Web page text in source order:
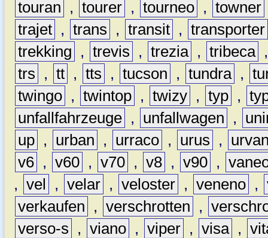
touran , tourer , tourneo , towner
trajet , trans , transit , transporter
trekking
, trevis , trezia , tribeca
trs
, tt , tts , tucson , tundra ,
twingo , twintop , twizy , typ ,
unfallfahrzeuge , unfallwagen ,
up , urban , urraco , urus ,
v6 , v60 , v70 , v8 , v90 ,
, vel , velar , veloster , veneno ,
verkaufen
, verschrotten ,
verso-s
, viano , viper , visa ,